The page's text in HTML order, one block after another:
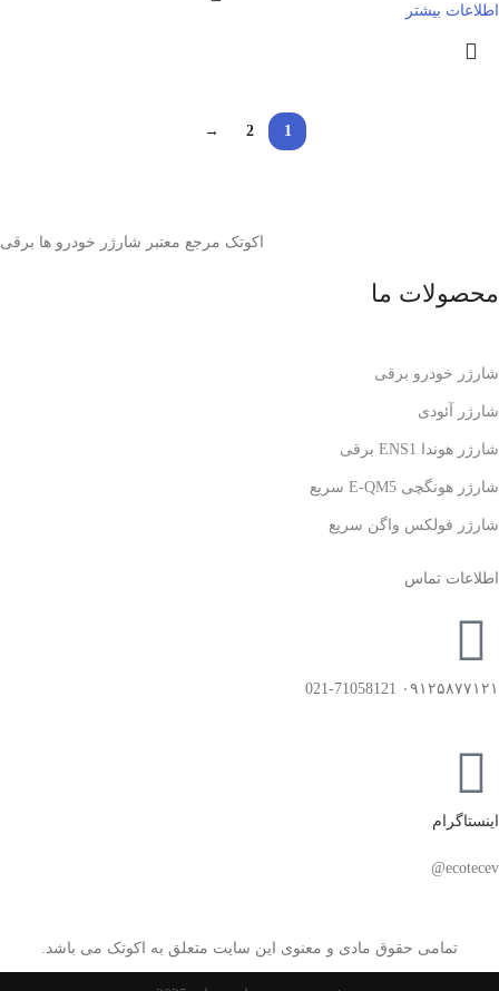
اطلاعات بیشتر
1
2
→
اکوتک مرجع معتبر شارژر خودرو ها برقی
محصولات ما
شارژر خودرو برقی
شارژر آئودی
شارژر هوندا ENS1 برقی
شارژر هونگچی E-QM5 سریع
شارژر فولکس واگن سریع
اطلاعات تماس
۰۹۱۲۵۸۷۷۱۲۱ 021-71058121
اینستاگرام
ecotecev@
تمامی حقوق مادی و معنوی این سایت متعلق به اکوتک می باشد.